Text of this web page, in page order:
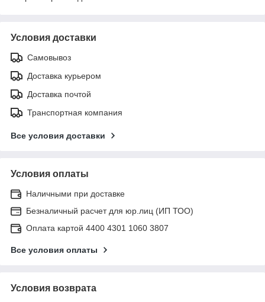
Условия доставки
Самовывоз
Доставка курьером
Доставка почтой
Транспортная компания
Все условия доставки
Условия оплаты
Наличными при доставке
Безналичный расчет для юр.лиц (ИП ТОО)
Оплата картой 4400 4301 1060 3807
Все условия оплаты
Условия возврата